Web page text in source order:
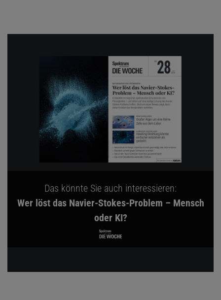
Das könnte Sie auch interessieren:
Wer löst das Navier-Stokes-Problem – Mensch
oder KI?